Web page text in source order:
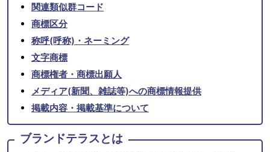
関連類似群コード
商標区分
称呼(呼称)・ネーミング
文字商標
商標権者・商標出願人
メディア(新聞、雑誌等)への商標情報提供
掲載内容・掲載基準について
ブランドテラスとは